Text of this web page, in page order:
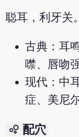
聪耳，利牙关。
古典：耳
噤、唇吻
现代：中
症、美尼
bubble_chart 配穴